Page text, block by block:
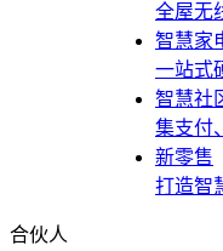
全屋无
智慧家
一站式
智慧社
集支付
新零售
打造智
合伙人